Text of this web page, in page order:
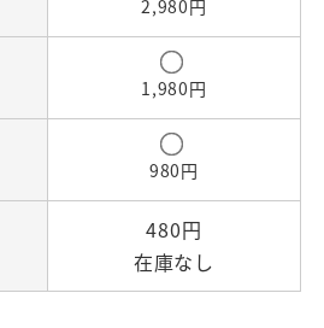
2,980円
1,980円
980円
480円
在庫なし